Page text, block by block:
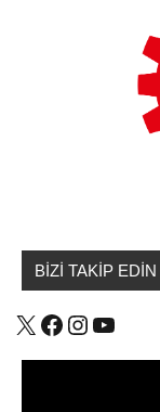
BİZİ TAKİP EDİN
X Facebook